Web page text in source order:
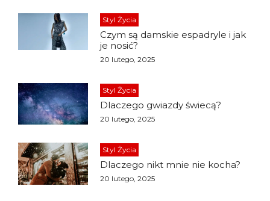
Styl Życia
Czym są damskie espadryle i jak
je nosić?
20 lutego, 2025
Styl Życia
Dlaczego gwiazdy świecą?
20 lutego, 2025
Styl Życia
Dlaczego nikt mnie nie kocha?
20 lutego, 2025